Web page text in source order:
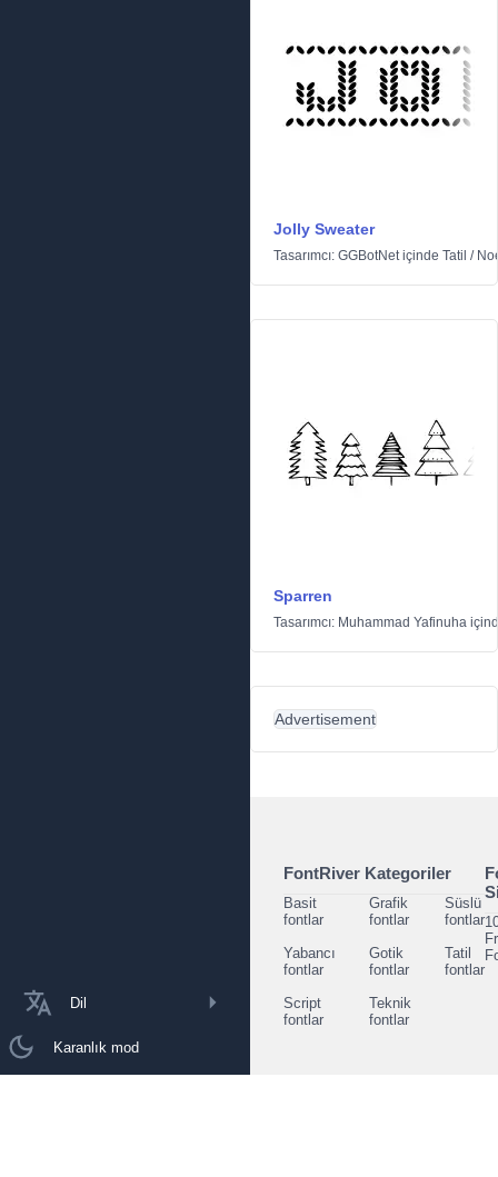
Dil
Karanlık mod
Jolly Sweater
Tasarımcı: GGBotNetiçinde Tatil /
Sparren
Tasarımcı: Muhammad Yafinuha
Advertisement
FontRiver Kategoriler
Basit
fontlar
Grafik
fontlar
Süslü
fontlar
Yabancı
fontlar
Gotik
fontlar
Tatil
fontlar
Script
fontlar
Teknik
fontlar